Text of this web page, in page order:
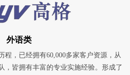
外语类
程，已经拥有60,000多家客户资源，从
，皆拥有丰富的专业实施经验。形成了